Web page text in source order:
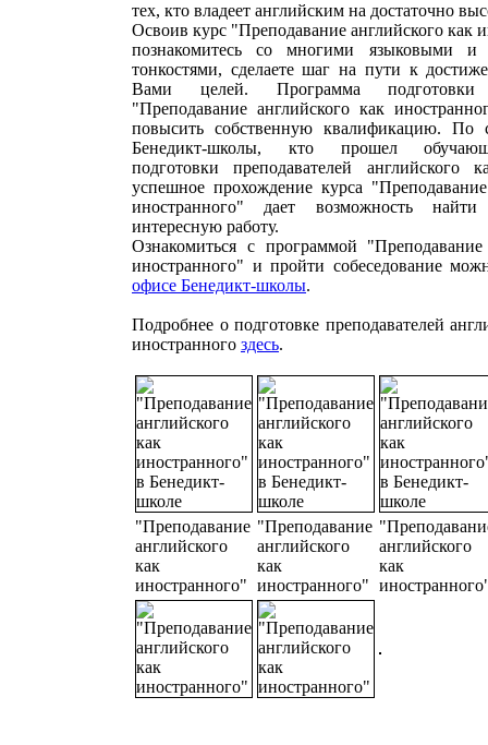
тех, кто владеет английским на достаточно
Освоив курс "Преподавание английского как
познакомитесь со многими языковыми и
тонкостями, сделаете шаг на пути к
Вами целей. Программа подготовки
"Преподавание английского как
повысить собственную квалификацию. По
Бенедикт-школы, кто прошел
подготовки преподавателей английского
успешное прохождение курса
иностранного" дает возможность
интересную работу.
Ознакомиться с программой "Преподавание
иностранного" и пройти собеседование
офисе Бенедикт-школы.
Подробнее о подготовке преподавателей
иностранного здесь.
"Преподавание
английского
как
иностранного"
"Преподавание
английского
как
иностранного"
английского
как